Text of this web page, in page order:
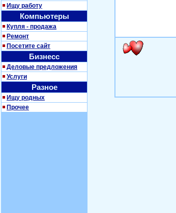
Ищу работу
Компьютеры
Купля - продажа
Ремонт
Посетите сайт
Бизнесс
Деловые предложения
Услуги
Разное
Ищу родных
Прочее